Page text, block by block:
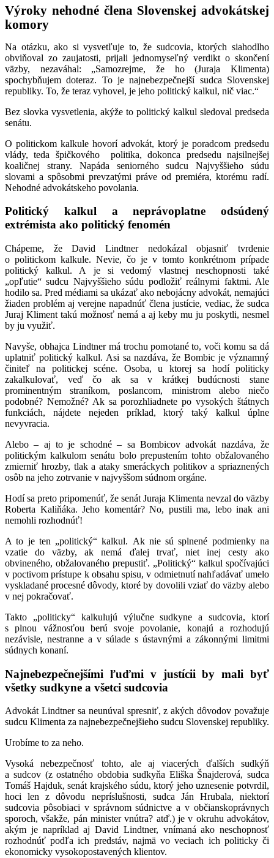
Výroky nehodné člena Slovenskej advokátskej
komory
Na otázku, ako si vysvetľuje to, že sudcovia, ktorých siahodlho
obviňoval zo zaujatosti, prijali jednomyseľný verdikt o skončení
väzby, nezaváhal: „Samozrejme, že ho (Juraja Klimenta)
spochybňujem doteraz. To je najnebezpečnejší sudca Slovenskej
republiky. To, že teraz vyhovel, je jeho politický kalkul, nič viac.“
Bez slovka vysvetlenia, akýže to politický kalkul sledoval predseda
senátu.
O politickom kalkule hovorí advokát, ktorý je poradcom predsedu
vlády, teda špičkového politika, dokonca predsedu najsilnejšej
koaličnej strany. Napáda seniorného sudcu Najvyššieho súdu
slovami a spôsobmi prevzatými práve od premiéra, ktorému radí.
Nehodné advokátskeho povolania.
Politický kalkul a neprávoplatne odsúdený
extrémista ako politický fenomén
Chápeme, že David Lindtner nedokázal objasniť tvrdenie
o politickom kalkule. Nevie, čo je v tomto konkrétnom prípade
politický kalkul. A je si vedomý vlastnej neschopnosti také
„opľutie“ sudcu Najvyššieho súdu podložiť reálnymi faktmi. Ale
hodilo sa. Pred médiami sa ukázať ako nebojácny advokát, nemajúci
žiaden problém aj verejne napadnúť člena justície, vediac, že sudca
Juraj Kliment takú možnosť nemá a aj keby mu ju poskytli, nesmel
by ju využiť.
Navyše, obhajca Lindtner má trochu pomotané to, voči komu sa dá
uplatniť politický kalkul. Asi sa nazdáva, že Bombic je významný
činiteľ na politickej scéne. Osoba, u ktorej sa hodí politicky
zakalkulovať, veď čo ak sa v krátkej budúcnosti stane
prominentným straníkom, poslancom, ministrom alebo niečo
podobné? Nemožné? Ak sa porozhliadnete po vysokých štátnych
funkciách, nájdete nejeden príklad, ktorý taký kalkul úplne
nevyvracia.
Alebo – aj to je schodné – sa Bombicov advokát nazdáva, že
politickým kalkulom senátu bolo prepustením tohto obžalovaného
zmierniť hrozby, tlak a ataky smeráckych politikov a spriaznených
osôb na jeho zotrvanie v najvyššom súdnom orgáne.
Hodí sa preto pripomenúť, že senát Juraja Klimenta nevzal do väzby
Roberta Kaliňáka. Jeho komentár? No, pustili ma, lebo inak ani
nemohli rozhodnúť!
A to je ten „politický“ kalkul. Ak nie sú splnené podmienky na
vzatie do väzby, ak nemá ďalej trvať, niet inej cesty ako
obvineného, obžalovaného prepustiť. „Politický“ kalkul spočívajúci
v poctivom prístupe k obsahu spisu, v odmietnutí nahľadávať umelo
vyskladané procesné dôvody, ktoré by dovolili vziať do väzby alebo
v nej pokračovať.
Takto „politicky“ kalkulujú výlučne sudkyne a sudcovia, ktorí
s plnou vážnosťou berú svoje povolanie, konajú a rozhodujú
nezávisle, nestranne a v súlade s ústavnými a zákonnými limitmi
súdnych konaní.
Najnebezpečnejšími ľuďmi v justícii by mali byť
všetky sudkyne a všetci sudcovia
Advokát Lindtner sa neunúval spresniť, z akých dôvodov považuje
sudcu Klimenta za najnebezpečnejšieho sudcu Slovenskej republiky.
Urobíme to za neho.
Vysoká nebezpečnosť tohto, ale aj viacerých ďalších sudkýň
a sudcov (z ostatného obdobia sudkyňa Eliška Šnajderová, sudca
Tomáš Hajduk, senát krajského súdu, ktorý jeho uznesenie potvrdil,
hoci len z dôvodu nepríslušnosti, sudca Ján Hrubala, niektorí
sudcovia pôsobiaci v správnom súdnictve a v občianskoprávnych
sporoch, všakže, pán minister vnútra? atď.) je v okruhu advokátov,
akým je napríklad aj David Lindtner, vnímaná ako neschopnosť
rozhodnúť podľa ich predstáv, najmä vo veciach ich politicky či
ekonomicky vysokopostavených klientov.